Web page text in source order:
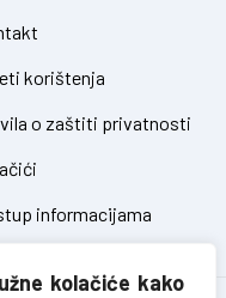
kolačiće kako
korištenja
o zaštiti privatnosti
informacijama